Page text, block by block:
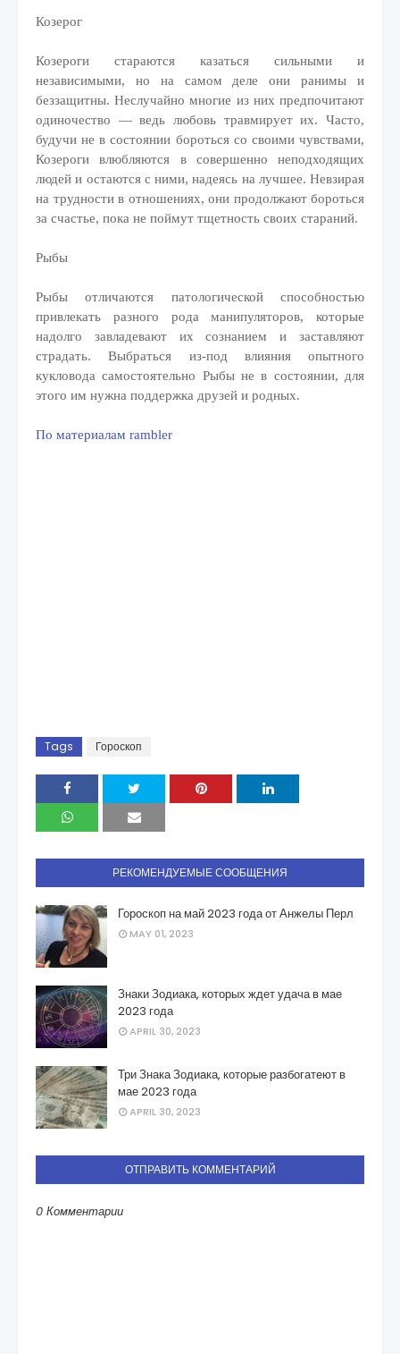
Козерог
Козероги стараются казаться сильными и
независимыми, но на самом деле они ранимы и
беззащитны. Неслучайно многие из них предпочитают
одиночество — ведь любовь травмирует их. Часто,
будучи не в состоянии бороться со своими чувствами,
Козероги влюбляются в совершенно неподходящих
людей и остаются с ними, надеясь на лучшее. Невзирая
на трудности в отношениях, они продолжают бороться
за счастье, пока не поймут тщетность своих стараний.
Рыбы
Рыбы отличаются патологической способностью
привлекать разного рода манипуляторов, которые
надолго завладевают их сознанием и заставляют
страдать. Выбраться из-под влияния опытного
кукловода самостоятельно Рыбы не в состоянии, для
этого им нужна поддержка друзей и родных.
По материалам rambler
Tags Гороскоп
РЕКОМЕНДУЕМЫЕ СООБЩЕНИЯ
Гороскоп на май 2023 года от Анжелы Перл
MAY 01, 2023
Знаки Зодиака, которых ждет удача в мае
2023 года
APRIL 30, 2023
Три Знака Зодиака, которые разбогатеют в
мае 2023 года
APRIL 30, 2023
ОТПРАВИТЬ КОММЕНТАРИЙ
0 Комментарии